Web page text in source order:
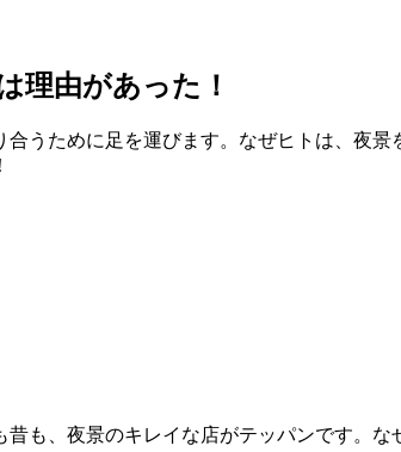
理由があった！
うために足を運びます。なぜヒトは、夜
も、夜景のキレイな店がテッパンです。